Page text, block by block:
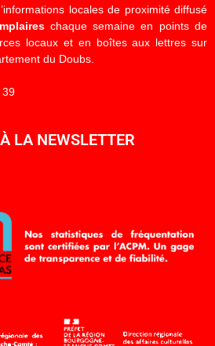
locales de proximité diffusé
chaque semaine en points de
locaux et en boîtes aux lettres sur
du Doubs.
39
LA NEWSLETTER